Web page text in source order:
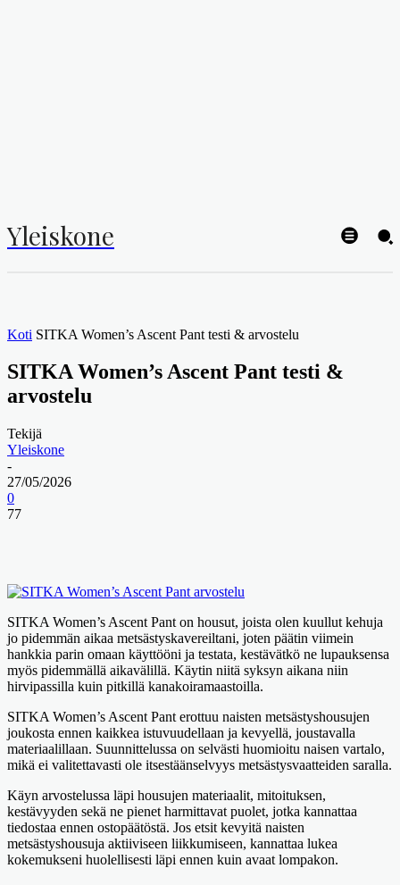
Yleiskone
Koti SITKA Women’s Ascent Pant testi & arvostelu
SITKA Women’s Ascent Pant testi &
arvostelu
Tekijä
Yleiskone
-
27/05/2026
0
77
SITKA Women’s Ascent Pant on housut, joista olen kuullut kehuja
jo pidemmän aikaa metsästyskavereiltani, joten päätin viimein
hankkia parin omaan käyttööni ja testata, kestävätkö ne lupauksensa
myös pidemmällä aikavälillä. Käytin niitä syksyn aikana niin
hirvipassilla kuin pitkillä kanakoiramaastoilla.
SITKA Women’s Ascent Pant erottuu naisten metsästyshousujen
joukosta ennen kaikkea istuvuudellaan ja kevyellä, joustavalla
materiaalillaan. Suunnittelussa on selvästi huomioitu naisen vartalo,
mikä ei valitettavasti ole itsestäänselvyys metsästysvaatteiden saralla.
Käyn arvostelussa läpi housujen materiaalit, mitoituksen,
kestävyyden sekä ne pienet harmittavat puolet, jotka kannattaa
tiedostaa ennen ostopäätöstä. Jos etsit kevyitä naisten
metsästyshousuja aktiiviseen liikkumiseen, kannattaa lukea
kokemukseni huolellisesti läpi ennen kuin avaat lompakon.